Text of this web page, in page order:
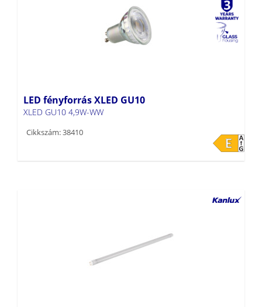
LED fényforrás XLED GU10
XLED GU10 4,9W-WW
Cikkszám: 38410